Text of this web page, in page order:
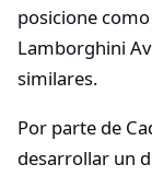
posicione
Lamborghini
similares.
Por parte de
desarrollar un